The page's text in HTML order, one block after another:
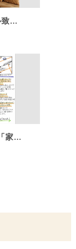
致…
家…